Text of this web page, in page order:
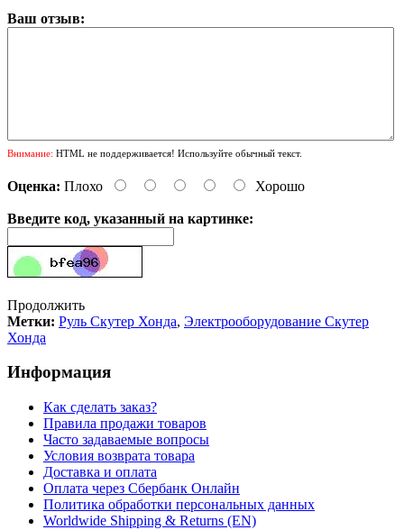
Ваш отзыв:
Внимание: HTML не поддерживается! Используйте обычный текст.
Оценка: Плохо Хорошо
Введите код, указанный на картинке:
Продолжить
Метки: Руль Скутер Хонда, Электрооборудование Скутер
Хонда
Информация
Как сделать заказ?
Правила продажи товаров
Часто задаваемые вопросы
Условия возврата товара
Доставка и оплата
Оплата через Сбербанк Онлайн
Политика обработки персональных данных
Worldwide Shipping & Returns (EN)